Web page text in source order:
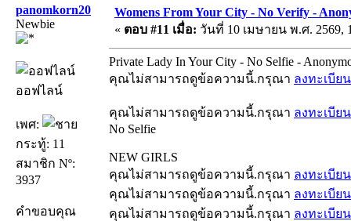
panomkorn20
Newbie
ออฟไลน์
เพศ:
กระทู้: 11
สมาชิก Nº:
3937
คำขอบคุณ
Womens From Your City - No Verify -
« ตอบ #11 เมื่อ: วันที่ 10 เมษายน พ.ศ. 2569,
Private Lady In Your City - No Selfie -
คุณไม่สามารถดูข้อความนี้.กรุณา ลงทะเบียน
คุณไม่สามารถดูข้อความนี้.กรุณา ลงทะเบียน
No Selfie
NEW GIRLS
คุณไม่สามารถดูข้อความนี้.กรุณา ลงทะเบียน
คุณไม่สามารถดูข้อความนี้.กรุณา ลงทะเบียน
คุณไม่สามารถดูข้อความนี้.กรุณา ลงทะเบียน